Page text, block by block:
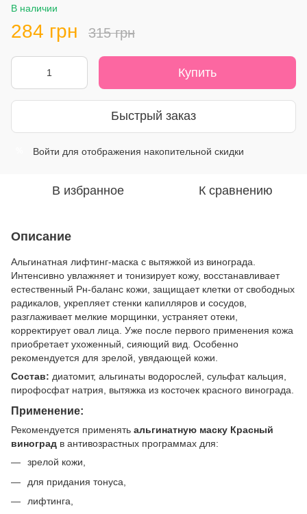
В наличии
284 грн 315 грн
Купить
Быстрый заказ
Войти для отображения накопительной скидки
В избранное К сравнению
Описание
Альгинатная лифтинг-маска с вытяжкой из винограда.
Интенсивно увлажняет и тонизирует кожу, восстанавливает
естественный Рн-баланс кожи, защищает клетки от свободных
радикалов, укрепляет стенки капилляров и сосудов,
разглаживает мелкие морщинки, устраняет отеки,
корректирует овал лица. Уже после первого применения кожа
приобретает ухоженный, сияющий вид. Особенно
рекомендуется для зрелой, увядающей кожи.
Состав: диатомит, альгинаты водорослей, сульфат кальция,
пирофосфат натрия, вытяжка из косточек красного винограда.
Применение:
Рекомендуется применять альгинатную маску Красный
виноград в антивозрастных программах для:
зрелой кожи,
для придания тонуса,
лифтинга,